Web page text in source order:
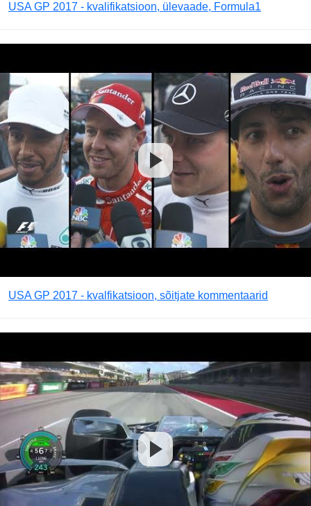
USA GP 2017 - kvalifikatsioon, ülevaade, Formula1
USA GP 2017 - kvalfikatsioon, sõitjate kommentaarid